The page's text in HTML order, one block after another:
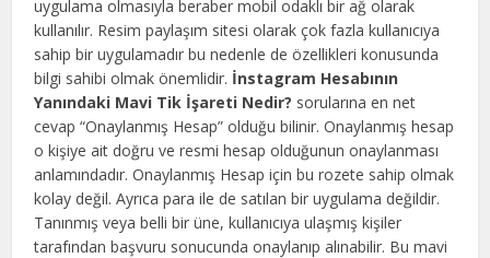
uygulama olmasıyla beraber mobil odaklı bir ağ olarak
kullanılır. Resim paylaşım sitesi olarak çok fazla kullanıcıya
sahip bir uygulamadır bu nedenle de özellikleri konusunda
bilgi sahibi olmak önemlidir. İnstagram Hesabının
Yanındaki Mavi Tik İşareti Nedir? sorularına en net
cevap “Onaylanmış Hesap” olduğu bilinir. Onaylanmış hesap
o kişiye ait doğru ve resmi hesap olduğunun onaylanması
anlamındadır. Onaylanmış Hesap için bu rozete sahip olmak
kolay değil. Ayrıca para ile de satılan bir uygulama değildir.
Tanınmış veya belli bir üne, kullanıcıya ulaşmış kişiler
tarafından başvuru sonucunda onaylanıp alınabilir. Bu mavi